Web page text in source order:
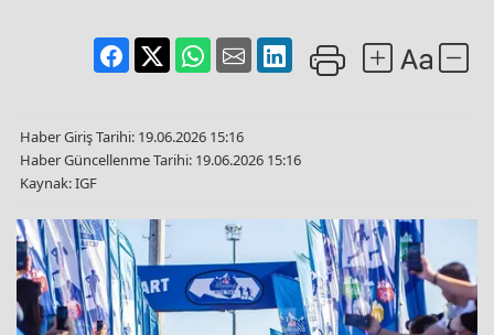
Haber Giriş Tarihi: 19.06.2026 15:16
Haber Güncellenme Tarihi: 19.06.2026 15:16
Kaynak: IGF